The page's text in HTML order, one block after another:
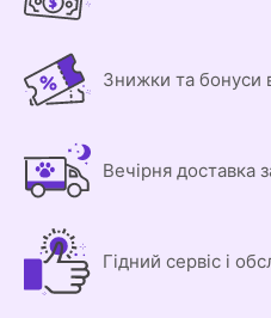
Знижки та бонуси
Вечірня доставка
Гідний сервіс і